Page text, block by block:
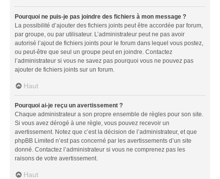
Pourquoi ne puis-je pas joindre des fichiers à mon message ?
La possibilité d’ajouter des fichiers joints peut être accordée par forum,
par groupe, ou par utilisateur. L’administrateur peut ne pas avoir
autorisé l’ajout de fichiers joints pour le forum dans lequel vous postez,
ou peut-être que seul un groupe peut en joindre. Contactez
l’administrateur si vous ne savez pas pourquoi vous ne pouvez pas
ajouter de fichiers joints sur un forum.
Haut
Pourquoi ai-je reçu un avertissement ?
Chaque administrateur a son propre ensemble de règles pour son site.
Si vous avez dérogé à une règle, vous pouvez recevoir un
avertissement. Notez que c’est la décision de l’administrateur, et que
phpBB Limited n’est pas concerné par les avertissements d’un site
donné. Contactez l’administrateur si vous ne comprenez pas les
raisons de votre avertissement.
Haut